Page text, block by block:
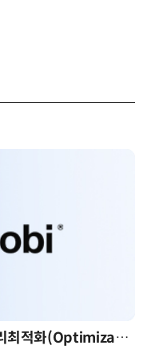
AI 시대의 의사결정을 바꾸는 수리최적화(Optimization): 실제 산업 적용 사례와 활용 전략